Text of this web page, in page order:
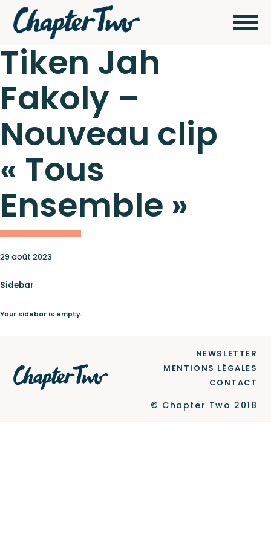
Artistes
Actualités
Concerts
Catalogue
Le Label
Newsletter
Tiken Jah
Fakoly –
Nouveau clip
« Tous
Ensemble »
29 août 2023
Sidebar
Your sidebar is empty.
NEWSLETTER
MENTIONS LÉGALES
CONTACT
© Chapter Two 2018
Wagram Music / Chapter Two Records
Pour
envoyer vos
démos
cliquez ici